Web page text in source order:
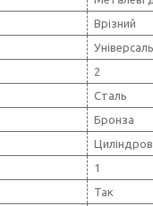
Врізний
2
Сталь
Бронза
1
Так